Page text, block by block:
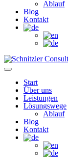
Ablauf
Blog
Kontakt
Start
Über uns
Leistungen
Lösungswege
Ablauf
Blog
Kontakt